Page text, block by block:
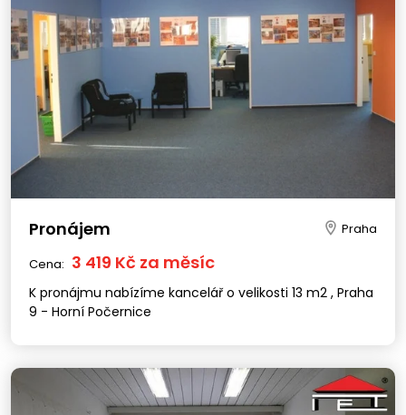
Pronájem Praha
Cena: 3 419 Kč za měsíc
K pronájmu nabízíme kancelář o velikosti 13 m2 , Praha
9 - Horní Počernice